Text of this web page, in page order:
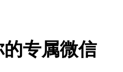
专属微信